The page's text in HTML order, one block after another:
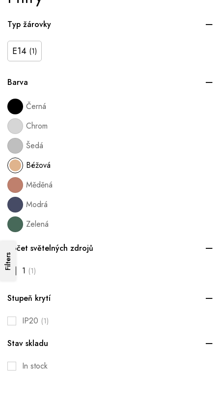
Typ žárovky
E14 (1)
Barva
Černá
Chrom
Šedá
Béžová
Měděná
Modrá
Zelená
Počet světelných zdrojů
1 (1)
Stupeň krytí
IP20 (1)
Stav skladu
In stock
Filters